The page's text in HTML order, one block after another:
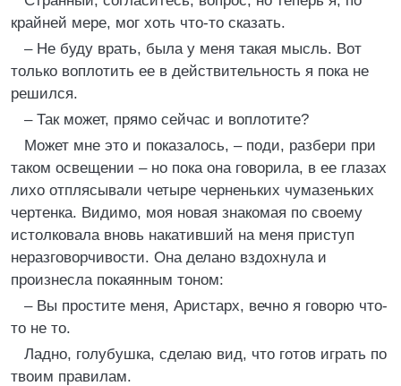
крайней мере, мог хоть что-то сказать.
– Не буду врать, была у меня такая мысль. Вот
только воплотить ее в действительность я пока не
решился.
– Так может, прямо сейчас и воплотите?
Может мне это и показалось, – поди, разбери при
таком освещении – но пока она говорила, в ее глазах
лихо отплясывали четыре черненьких чумазеньких
чертенка. Видимо, моя новая знакомая по своему
истолковала вновь накативший на меня приступ
неразговорчивости. Она делано вздохнула и
произнесла покаянным тоном:
– Вы простите меня, Аристарх, вечно я говорю что-
то не то.
Ладно, голубушка, сделаю вид, что готов играть по
твоим правилам.